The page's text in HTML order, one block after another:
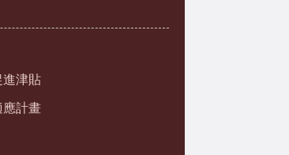
進津貼
應計畫